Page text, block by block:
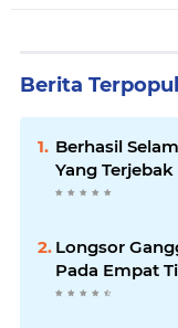
Berita
Berhasil
Yang
Longsor
Pada Empat